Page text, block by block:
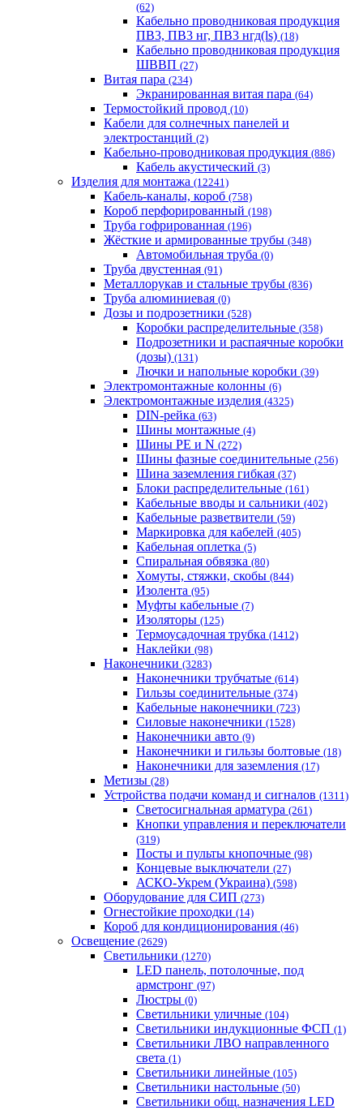
(62)
Кабельно проводниковая продукция
ПВ3, ПВ3 нг, ПВ3 нгд(ls) (18)
Кабельно проводниковая продукция
ШВВП (27)
Витая пара (234)
Экранированная витая пара (64)
Термостойкий провод (10)
Кабели для солнечных панелей и
электростанций (2)
Кабельно-проводниковая продукция (886)
Кабель акустический (3)
Изделия для монтажа (12241)
Кабель-каналы, короб (758)
Короб перфорированный (198)
Труба гофрированная (196)
Жёсткие и армированные трубы (348)
Автомобильная труба (0)
Труба двустенная (91)
Металлорукав и стальные трубы (836)
Труба алюминиевая (0)
Дозы и подрозетники (528)
Коробки распределительные (358)
Подрозетники и распаячные коробки
(дозы) (131)
Лючки и напольные коробки (39)
Электромонтажные колонны (6)
Электромонтажные изделия (4325)
DIN-рейка (63)
Шины монтажные (4)
Шины PE и N (272)
Шины фазные соединительные (256)
Шина заземления гибкая (37)
Блоки распределительные (161)
Кабельные вводы и сальники (402)
Кабельные разветвители (59)
Маркировка для кабелей (405)
Кабельная оплетка (5)
Спиральная обвязка (80)
Хомуты, стяжки, скобы (844)
Изолента (95)
Муфты кабельные (7)
Изоляторы (125)
Термоусадочная трубка (1412)
Наклейки (98)
Наконечники (3283)
Наконечники трубчатые (614)
Гильзы соединительные (374)
Кабельные наконечники (723)
Силовые наконечники (1528)
Наконечники авто (9)
Наконечники и гильзы болтовые (18)
Наконечники для заземления (17)
Метизы (28)
Устройства подачи команд и сигналов (1311)
Светосигнальная арматура (261)
Кнопки управления и переключатели
(319)
Посты и пульты кнопочные (98)
Концевые выключатели (27)
АСКО-Укрем (Украина) (598)
Оборудование для СИП (273)
Огнестойкие проходки (14)
Короб для кондиционирования (46)
Освещение (2629)
Светильники (1270)
LED панель, потолочные, под
армстронг (97)
Люстры (0)
Светильники уличные (104)
Светильники индукционные ФСП (1)
Светильники ЛВО направленного
света (1)
Светильники линейные (105)
Светильники настольные (50)
Светильники общ. назначения LED